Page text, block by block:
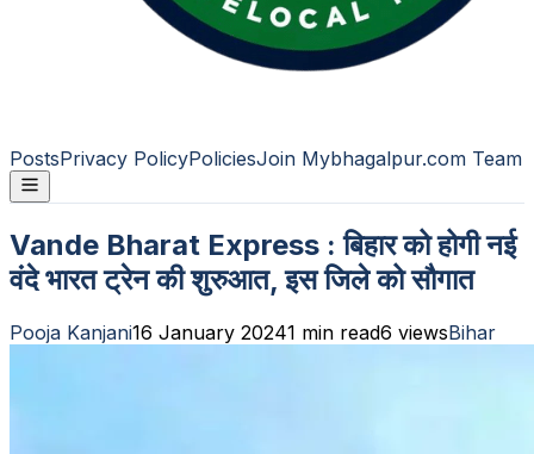
PostsPrivacy PolicyPoliciesJoin Mybhagalpur.com Team
Vande Bharat Express : बिहार को होगी नई
वंदे भारत ट्रेन की शुरुआत, इस जिले को सौगात
Pooja Kanjani16 January 20241 min read6 viewsBihar